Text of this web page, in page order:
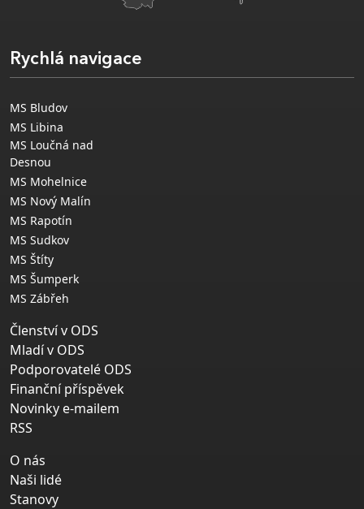
Rychlá navigace
MS Bludov
MS Libina
MS Loučná nad
Desnou
MS Mohelnice
MS Nový Malín
MS Rapotín
MS Sudkov
MS Štíty
MS Šumperk
MS Zábřeh
Členství v ODS
Mladí v ODS
Podporovatelé ODS
Finanční příspěvek
Novinky e-mailem
RSS
O nás
Naši lidé
Stanovy